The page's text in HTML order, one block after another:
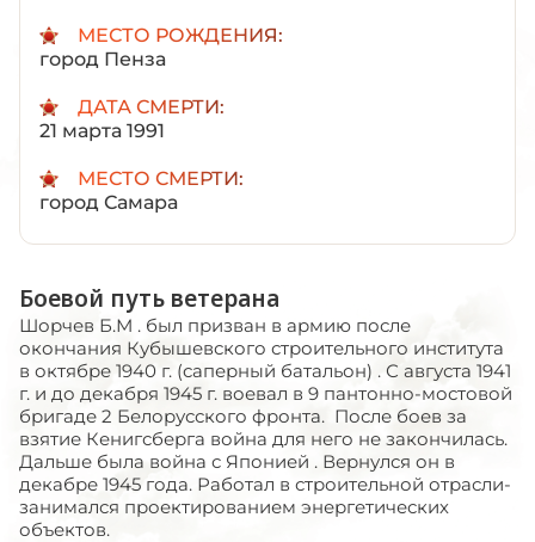
МЕСТО РОЖДЕНИЯ:
город Пенза
ДАТА СМЕРТИ:
21 марта 1991
МЕСТО СМЕРТИ:
город Самара
Боевой путь ветерана
Шорчев Б.М . был призван в армию после
окончания Кубышевского строительного института
в октябре 1940 г. (саперный батальон) . С августа 1941
г. и до декабря 1945 г. воевал в 9 пантонно-мостовой
бригаде 2 Белорусского фронта. После боев за
взятие Кенигсберга война для него не закончилась.
Дальше была война с Японией . Вернулся он в
декабре 1945 года. Работал в строительной отрасли-
занимался проектированием энергетических
объектов.